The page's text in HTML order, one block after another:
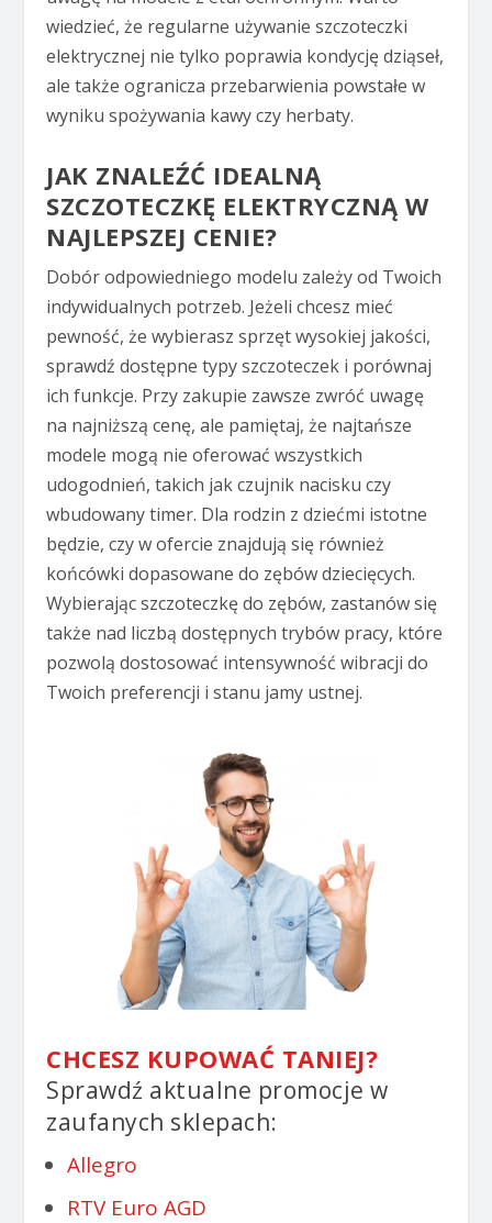
wiedzieć, że regularne używanie szczoteczki
elektrycznej nie tylko poprawia kondycję dziąseł,
ale także ogranicza przebarwienia powstałe w
wyniku spożywania kawy czy herbaty.
JAK ZNALEŹĆ IDEALNĄ
SZCZOTECZKĘ ELEKTRYCZNĄ W
NAJLEPSZEJ CENIE?
Dobór odpowiedniego modelu zależy od Twoich
indywidualnych potrzeb. Jeżeli chcesz mieć
pewność, że wybierasz sprzęt wysokiej jakości,
sprawdź dostępne typy szczoteczek i porównaj
ich funkcje. Przy zakupie zawsze zwróć uwagę
na najniższą cenę, ale pamiętaj, że najtańsze
modele mogą nie oferować wszystkich
udogodnień, takich jak czujnik nacisku czy
wbudowany timer. Dla rodzin z dziećmi istotne
będzie, czy w ofercie znajdują się również
końcówki dopasowane do zębów dziecięcych.
Wybierając szczoteczkę do zębów, zastanów się
także nad liczbą dostępnych trybów pracy, które
pozwolą dostosować intensywność wibracji do
Twoich preferencji i stanu jamy ustnej.
CHCESZ KUPOWAĆ TANIEJ?
Sprawdź aktualne promocje w
zaufanych sklepach:
Allegro
RTV Euro AGD